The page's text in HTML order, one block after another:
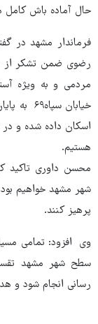
حال آماده باش کامل
فرماندار مشهد در
رضوی ضمن تشکر از
مردمی و به ویژه
خیابان
اسکان داده شده و
هستیم.
محسن داوری تاکید
شهر مشهد خواهیم
پرهیز کنند.
وی افزود: تمامی
سطح شهر مشهد
رسانی انجام شود و